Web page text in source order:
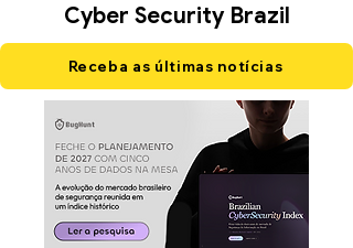
Cyber Security Brazil
Receba as últimas notícias